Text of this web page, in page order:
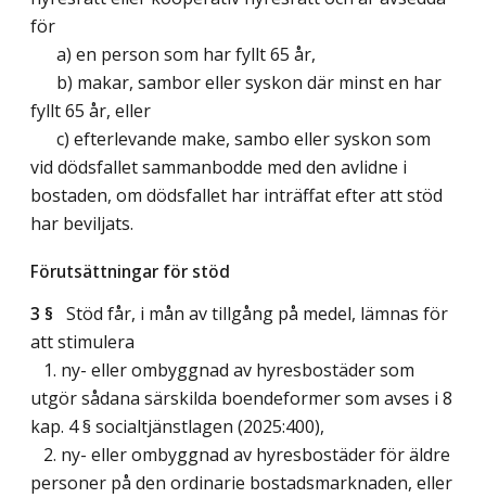
för
a) en person som har fyllt 65 år,
b) makar, sambor eller syskon där minst en har
fyllt 65 år, eller
c) efterlevande make, sambo eller syskon som
vid dödsfallet sammanbodde med den avlidne i
bostaden, om dödsfallet har inträffat efter att stöd
har beviljats.
Förutsättningar för stöd
3 § Stöd får, i mån av tillgång på medel, lämnas för
att stimulera
1. ny- eller ombyggnad av hyresbostäder som
utgör sådana särskilda boendeformer som avses i 8
kap. 4 § socialtjänstlagen (2025:400),
2. ny- eller ombyggnad av hyresbostäder för äldre
personer på den ordinarie bostadsmarknaden, eller